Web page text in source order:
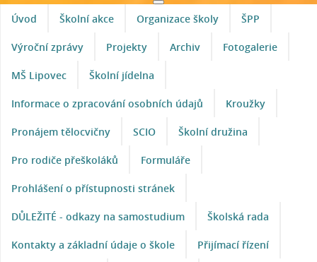
Úvod Školní akce Organizace školy ŠPP
Výroční zprávy Projekty Archiv Fotogalerie
MŠ Lipovec Školní jídelna
Informace o zpracování osobních údajů Kroužky
Pronájem tělocvičny SCIO Školní družina
Pro rodiče přeškoláků Formuláře
Prohlášení o přístupnosti stránek
DŮLEŽITÉ - odkazy na samostudium Školská rada
Kontakty a základní údaje o škole Přijímací řízení